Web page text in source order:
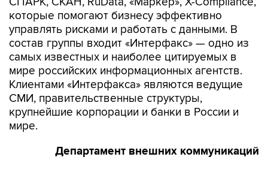
которые помогают бизнесу эффективно
управлять рисками и работать с данными. В
состав группы входит «Интерфакс» — одно из
самых известных и наиболее цитируемых в
мире российских информационных агентств.
Клиентами «Интерфакса» являются ведущие
СМИ, правительственные структуры,
крупнейшие корпорации и банки в России и
мире.
Департамент внешних коммуникаций